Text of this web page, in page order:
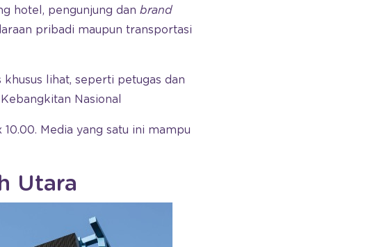
hotel, pengunjung dan brand
pribadi maupun transportasi
lihat, seperti petugas dan
Nasional
Media yang satu ini mampu
Utara